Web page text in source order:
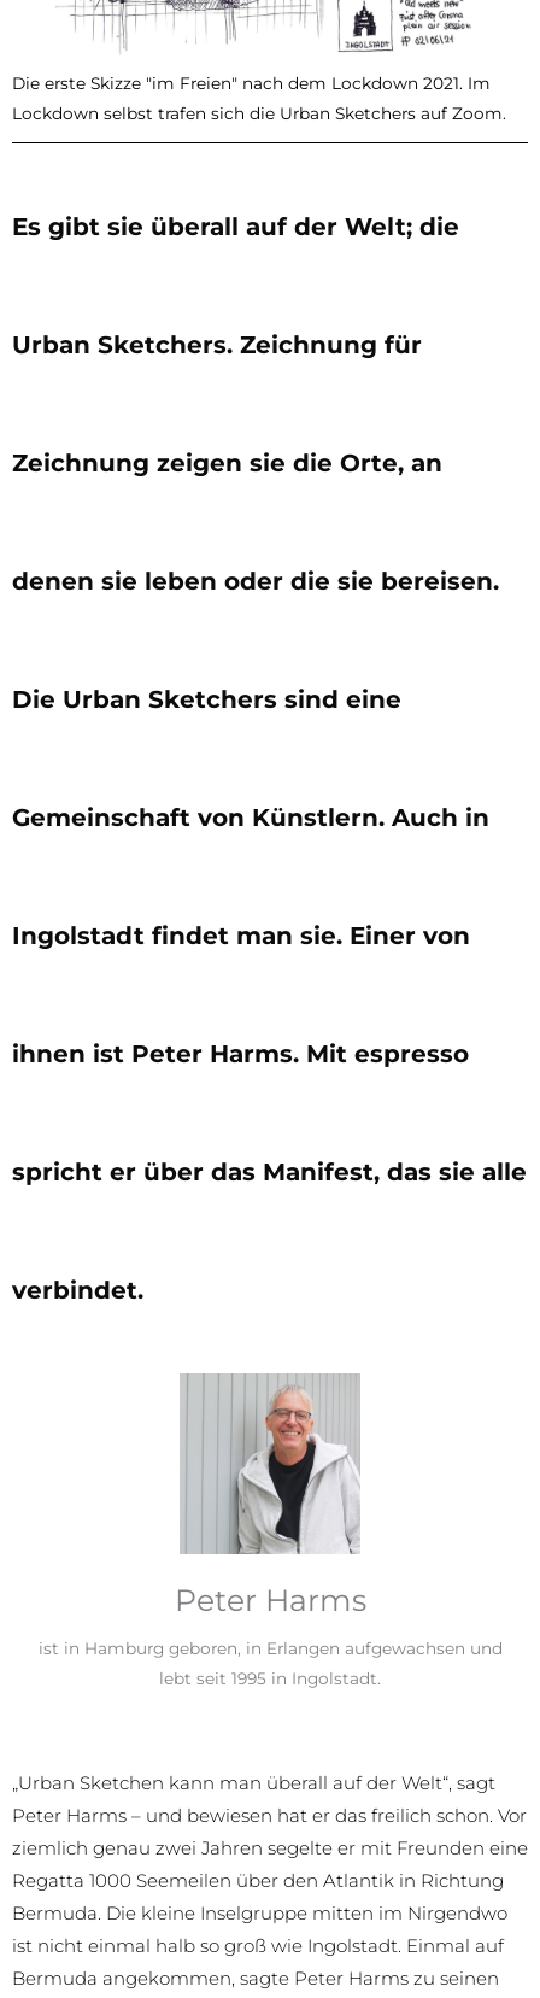
Die erste Skizze "im Freien" nach dem Lockdown 2021. Im
Lockdown selbst trafen sich die Urban Sketchers auf Zoom.
Es gibt sie überall auf der Welt; die
Urban Sketchers. Zeichnung für
Zeichnung zeigen sie die Orte, an
denen sie leben oder die sie bereisen.
Die Urban Sketchers sind eine
Gemeinschaft von Künstlern. Auch in
Ingolstadt findet man sie. Einer von
ihnen ist Peter Harms. Mit espresso
spricht er über das Manifest, das sie alle
verbindet.
Peter Harms
ist in Hamburg geboren, in Erlangen aufgewachsen und
lebt seit 1995 in Ingolstadt.
„Urban Sketchen kann man überall auf der Welt“, sagt
Peter Harms – und bewiesen hat er das freilich schon. Vor
ziemlich genau zwei Jahren segelte er mit Freunden eine
Regatta 1000 Seemeilen über den Atlantik in Richtung
Bermuda. Die kleine Inselgruppe mitten im Nirgendwo
ist nicht einmal halb so groß wie Ingolstadt. Einmal auf
Bermuda angekommen, sagte Peter Harms zu seinen